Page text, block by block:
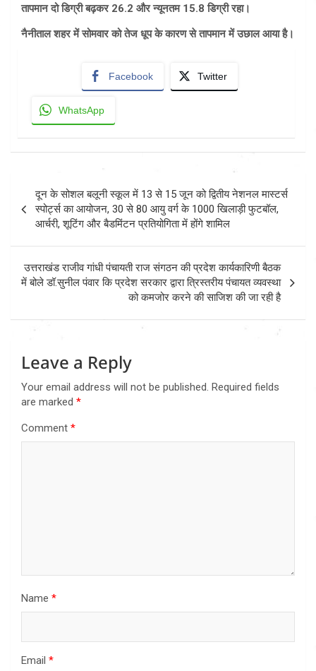
तापमान दो डिग्री बढ़कर 26.2 और न्यूनतम 15.8 डिग्री रहा।
नैनीताल शहर में सोमवार को तेज धूप के कारण से तापमान में उछाल आया है।
Facebook Twitter
WhatsApp
navigation
दून के सोशल बलूनी स्कूल में 13 से 15 जून को द्वितीय नेशनल मास्टर्स
स्पोर्ट्स का आयोजन, 30 से 80 आयु वर्ग के 1000 खिलाड़ी फुटबॉल,
आर्चरी, शूटिंग और बैडमिंटन प्रतियोगिता में होंगे शामिल
उत्तराखंड राजीव गांधी पंचायती राज संगठन की प्रदेश कार्यकारिणी बैठक
में बोले डॉ.सुनील पंवार कि प्रदेश सरकार द्वारा त्रिस्तरीय पंचायत व्यवस्था
को कमजोर करने की साजिश की जा रही है
Leave a Reply
Your email address will not be published. Required fields
are marked *
Comment *
Name *
Email *